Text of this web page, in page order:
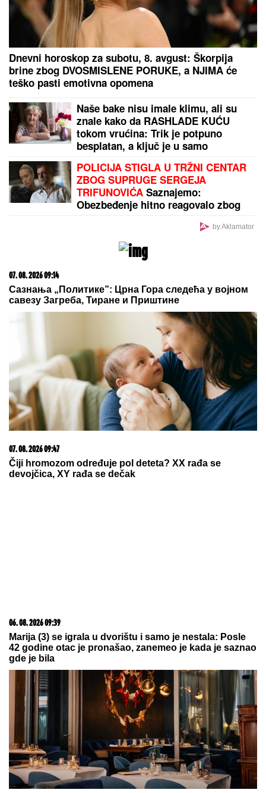
Patolozi koji su radili OBDUKCIJU Majkla Džeksona
OSTALI U UŽASU: Nije imao svoj nos, telo mu se
raspadalo, a evo šta su mu pronašli u želucu
"TILjUDI SU LUDI" Tramp udario na
vozače ovih automobila: Znate onu
bolest?
ČEKA DETE SA LJUBAVNICOMAna
Radulović bez dlake na jeziku o
pevaču koji je ostavio ženu i decu:
"Ježim se od toga"
Zvezdina želja završila u Rumuniji
razlika je neverovatna
PEKING TRESE SVET SA IVICE SVEMIRA!
Najmoćniji kineski stelt lovci ISPALILI RAKETE iz
stratosfere
VEST KOJA JE UZDRMALA
PLANETU!Janik Siner se povlači?
OVO JE SPISAK UČESNIKA "ELITE
10"Haos u najavi! Filip Car i Anđela